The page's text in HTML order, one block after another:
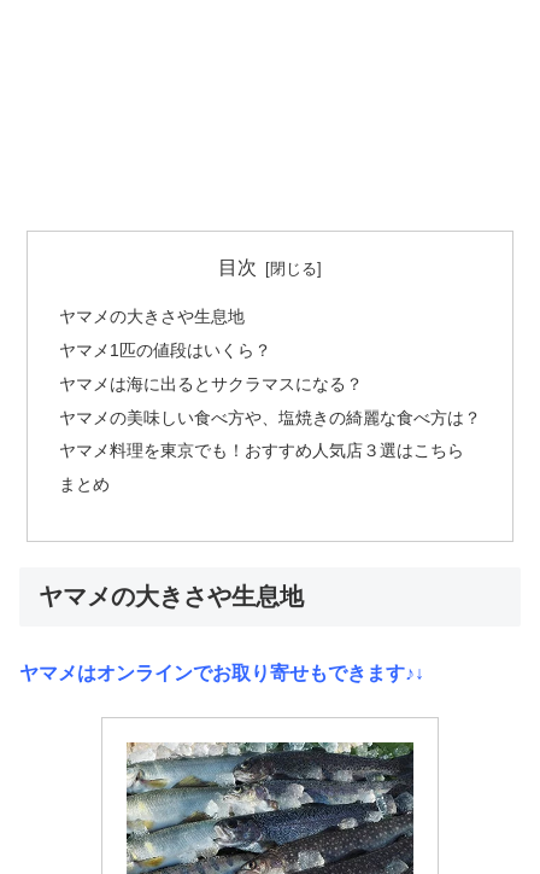
目次
ヤマメの大きさや生息地
ヤマメ1匹の値段はいくら？
ヤマメは海に出るとサクラマスになる？
ヤマメの美味しい食べ方や、塩焼きの綺麗な食べ方は？
ヤマメ料理を東京でも！おすすめ人気店３選はこちら
まとめ
ヤマメの大きさや生息地
ヤマメはオンラインでお取り寄せもできます♪↓